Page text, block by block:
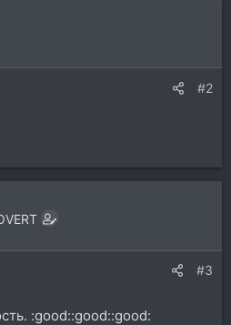
#2
#3
:good::good::good: